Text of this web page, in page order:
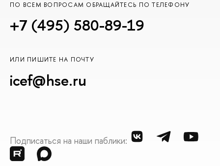
ПО ВСЕМ ВОПРОСАМ ОБРАЩАЙТЕСЬ ПО ТЕЛЕФОНУ
+7 (495) 580-89-19
ИЛИ ПИШИТЕ НА ПОЧТУ
icef@hse.ru
Подписаться на наши паблики: